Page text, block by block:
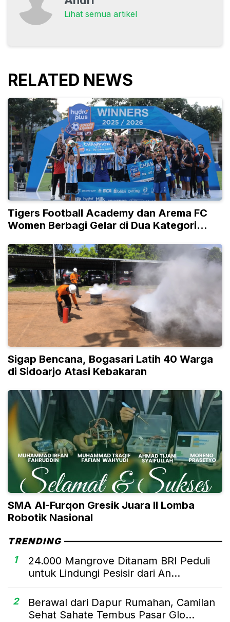
Lihat semua artikel
RELATED NEWS
Tigers Football Academy dan Arema FC
Women Berbagi Gelar di Dua Kategori
Sigap Bencana, Bogasari Latih 40 Warga
di Sidoarjo Atasi Kebakaran
SMA Al-Furqon Gresik Juara II Lomba
Robotik Nasional
TRENDING
1
24.000 Mangrove Ditanam BRI Peduli
untuk Lindungi Pesisir dari An...
2
Berawal dari Dapur Rumahan, Camilan
Sehat Sahate Tembus Pasar Glo...